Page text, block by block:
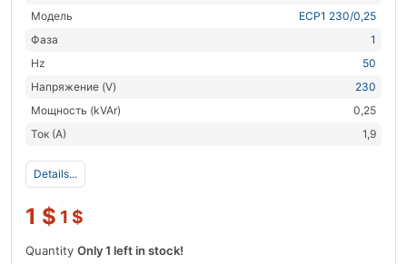
Модель
ECP1 230/0,25
Фаза
1
Hz
50
Напряжение (V)
230
Мощность (kVAr)
0,25
Ток (А)
1,9
Details...
1 $ 1 $
Quantity Only 1 left in stock!